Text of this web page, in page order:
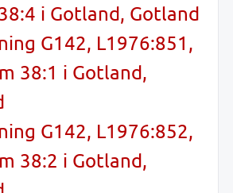
i Gotland, Gotland
G142, L1976:851,
38:1 i Gotland,
G142, L1976:852,
38:2 i Gotland,